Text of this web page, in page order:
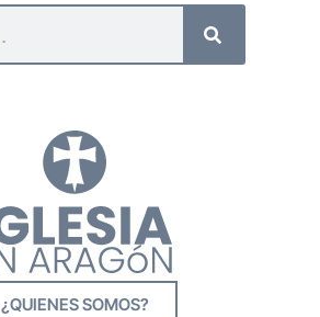
¿QUIENES SOMOS?